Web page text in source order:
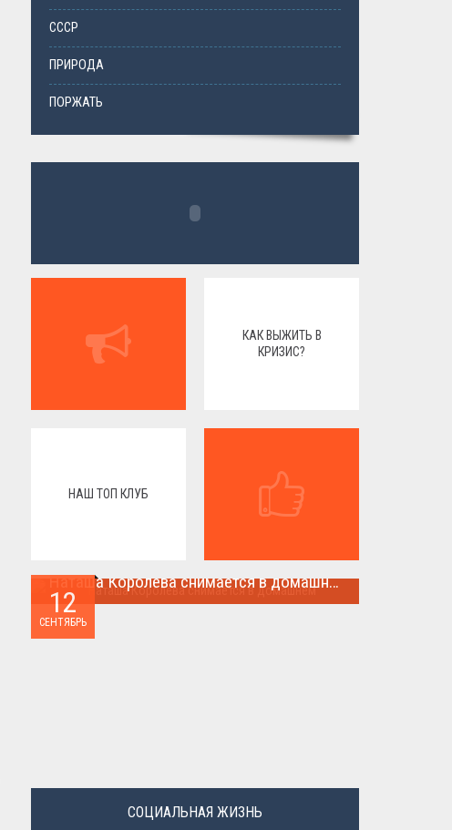
СССР
ПРИРОДА
ПОРЖАТЬ
КАК ВЫЖИТЬ В
КРИЗИС?
НАШ ТОП КЛУБ
12
СЕНТЯБРЬ
Наташа Королева снимается в домашнем
Наташа Королева снимается в домашнем ...
СОЦИАЛЬНАЯ ЖИЗНЬ